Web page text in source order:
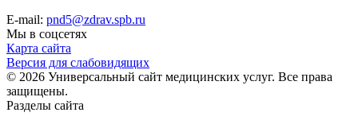
E-mail: pnd5@zdrav.spb.ru
Мы в соцсетях
Карта сайта
Версия для слабовидящих
© 2026 Универсальный сайт медицинских услуг. Все права
защищены.
Разделы сайта